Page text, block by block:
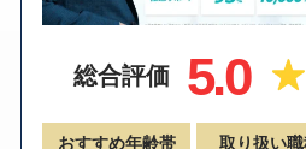
総合評価 5.0
おすすめ年齢帯 取り扱い